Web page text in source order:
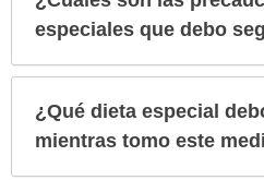
especiales que debo
¿Qué dieta especial
mientras tomo este